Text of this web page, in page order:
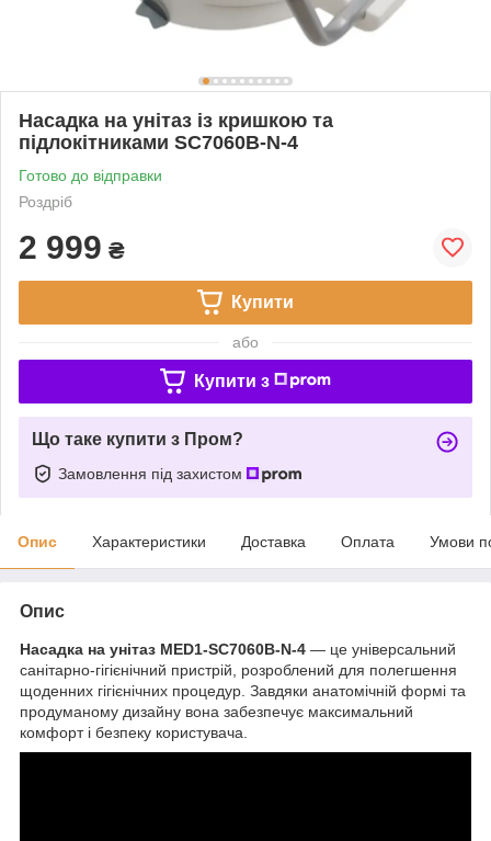
Насадка на унітаз із кришкою та
підлокітниками SC7060B-N-4
Готово до відправки
Роздріб
2 999 ₴
Купити
або
Купити з
Що таке купити з Пром?
Замовлення під захистом
Опис Характеристики Доставка Оплата Умови
Опис
Насадка на унітаз MED1-SC7060B-N-4 — це універсальний
санітарно-гігієнічний пристрій, розроблений для полегшення
щоденних гігієнічних процедур. Завдяки анатомічній формі та
продуманому дизайну вона забезпечує максимальний
комфорт і безпеку користувача.